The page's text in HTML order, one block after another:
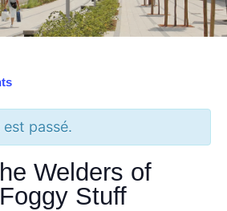
passé.
Welders of
Stuff